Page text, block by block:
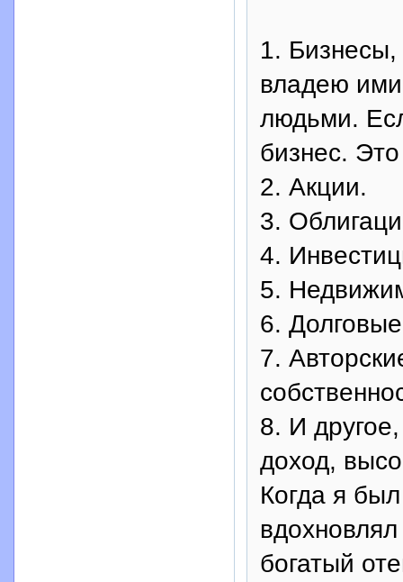
1.
владею
людьми.
бизнес.
2. Акции.
3.
4.
5.
6.
7.
8. И
доход,
Когда я
богатый